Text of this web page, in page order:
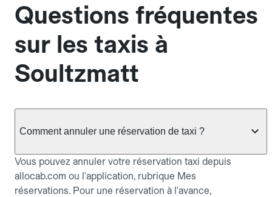
Questions fréquentes
sur les taxis à
Soultzmatt
Comment annuler une réservation de taxi ?
Vous pouvez annuler votre réservation taxi depuis
allocab.com ou l'application, rubrique Mes
réservations. Pour une réservation à l'avance,